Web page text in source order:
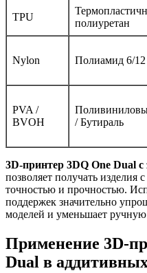
TPU
полиуретан
Nylon Полиамид 6/12
PVA /
BVOH
/ Бутираль
3D-принтер 3DQ One Dual
позволяет получать изделия
точностью и прочностью.
поддержек значительно
моделей и уменьшает ручную
Применение 3D-
Dual в